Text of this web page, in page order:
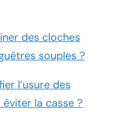
des cloches
souples ?
l’usure des
la casse ?